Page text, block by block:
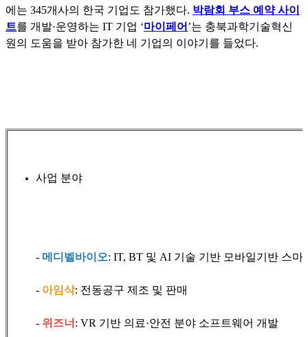
에는 345개사의 한국 기업도 참가했다. 박람회 부스 예약 사이
트를 개발·운영하는 IT 기업 ‘마이페어 ’는 충북과학기술혁신
원의 도움을 받아 참가한 네 기업의 이야기를 들었다.
사업 분야
- 메디벨바이오: IT, BT 및 AI 기술 기반 모바일기반 스
- 아임삭: 전동공구 제조 및 판매
- 위즈너 : VR 기반 의료·안전 분야 소프트웨어 개발